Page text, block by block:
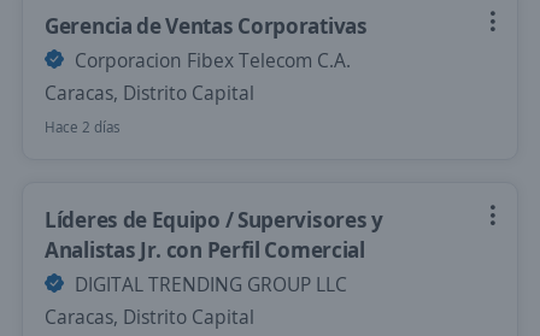
Gerencia de Ventas Corporativas
Corporacion Fibex Telecom C.A.
Caracas, Distrito Capital
Hace 2 días
Líderes de Equipo / Supervisores y
Analistas Jr. con Perfil Comercial
DIGITAL TRENDING GROUP LLC
Caracas, Distrito Capital